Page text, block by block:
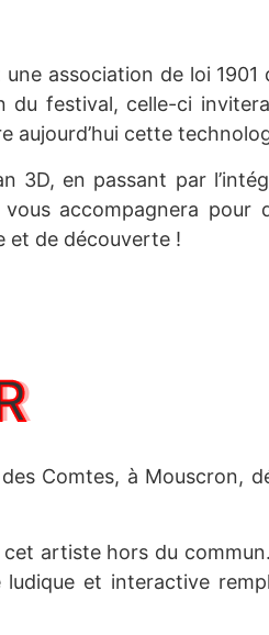
association de loi
du festival, celle-ci
aujourd’hui cette
3D, en passant par
accompagnera
et de découverte !
Comtes, à Mouscron,
artiste hors du
et interactive